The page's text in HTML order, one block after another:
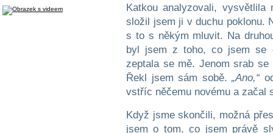
Katkou analyzovali,
složil jsem ji v duchu poklonu.
s to s někým mluvit. Na
byl jsem z toho, co jsem se
zeptala se mě. Jenom srab
Řekl jsem sám sobě.„Ano,“
vstříc něčemu novému a začal
Když jsme skončili, možná
jsem o tom, co jsem právě